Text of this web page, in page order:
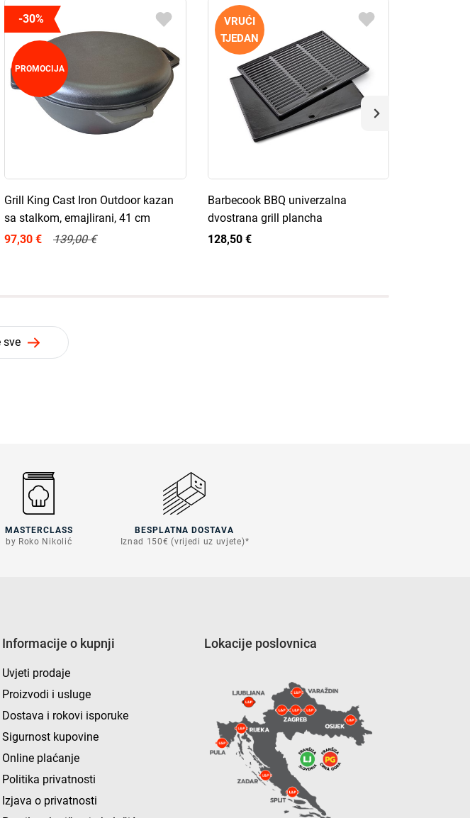
-30%
PROMOCIJA
Grill King Cast Iron Outdoor kazan
sa stalkom, emajlirani, 41 cm
97,30 €
139,00 €
VRUĆI
TJEDAN
Barbecook BBQ univerzalna
dvostrana grill plancha
128,50 €
sve
MASTERCLASS
by Roko Nikolić
BESPLATNA DOSTAVA
Iznad 150€ (vrijedi uz uvjete)*
Informacije o kupnji
Uvjeti prodaje
Proizvodi i usluge
Dostava i rokovi isporuke
Sigurnost kupovine
Online plaćanje
Politika privatnosti
Izjava o privatnosti
Lokacije poslovnica